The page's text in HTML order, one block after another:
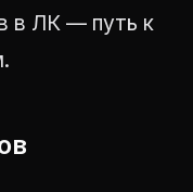
в ЛК — путь к